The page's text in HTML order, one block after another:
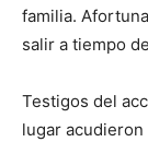
familia.
salir a tiempo
Testigos del
lugar